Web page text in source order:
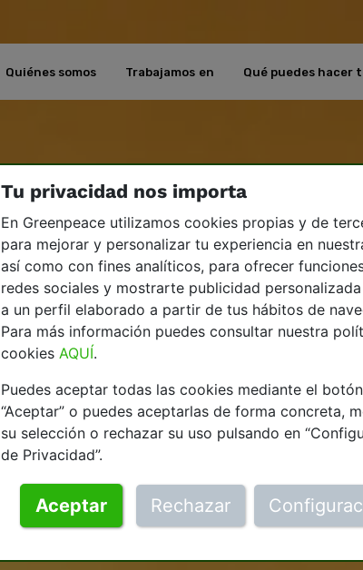
Quiénes somos Trabajamos en Qué puedes hacer
Tu privacidad nos importa
En Greenpeace utilizamos cookies propias y de
para mejorar y personalizar tu experiencia en
así como con fines analíticos, para ofrecer
redes sociales y mostrarte publicidad
a un perfil elaborado a partir de tus hábitos de
Para más información puedes consultar nuestra
cookies AQUÍ.
Puedes aceptar todas las cookies mediante el botón
“Aceptar” o puedes aceptarlas de forma concreta,
su selección o rechazar su uso pulsando en
de Privacidad”.
Aceptar Rechazar